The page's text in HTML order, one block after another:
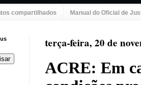
compartilhados Manual do Oficial de
terça-feira, 20 de
ACRE: Em